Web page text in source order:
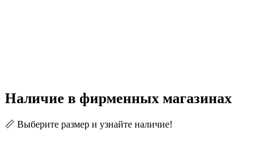
Наличие в фирменных магазинах
📏 Выберите размер и узнайте наличие!